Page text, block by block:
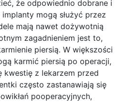
że odpowiednio dobrane i
mogą służyć przez
mają nawet dożywotnią
zagadnieniem jest to,
piersią. W większości
karmić piersią po operacji,
z lekarzem przed
często zastanawiają się
pooperacyjnych,